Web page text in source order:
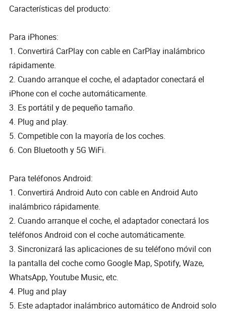
Características del producto:
Para iPhones:
1. Convertirá CarPlay con cable en CarPlay inalámbrico
rápidamente.
2. Cuando arranque el coche, el adaptador conectará el
iPhone con el coche automáticamente.
3. Es portátil y de pequeño tamaño.
4. Plug and play.
5. Competible con la mayoría de los coches.
6. Con Bluetooth y 5G WiFi.
Para teléfonos Android:
1. Convertirá Android Auto con cable en Android Auto
inalámbrico rápidamente.
2. Cuando arranque el coche, el adaptador conectará los
teléfonos Android con el coche automáticamente.
3. Sincronizará las aplicaciones de su teléfono móvil con
la pantalla del coche como Google Map, Spotify, Waze,
WhatsApp, Youtube Music, etc.
4. Plug and play
5. Este adaptador inalámbrico automático de Android solo